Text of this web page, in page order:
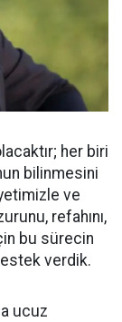
her biri
bilinmesini
ve
refahını,
bu sürecin
verdik.
ucuz